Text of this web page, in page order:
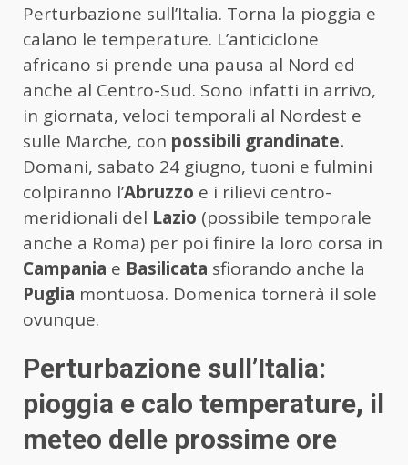
Perturbazione sull’Italia. Torna la pioggia e
calano le temperature. L’anticiclone
africano si prende una pausa al Nord ed
anche al Centro-Sud. Sono infatti in arrivo,
in giornata, veloci temporali al Nordest e
sulle Marche, con possibili grandinate.
Domani, sabato 24 giugno, tuoni e fulmini
colpiranno l’Abruzzo e i rilievi centro-
meridionali del Lazio (possibile temporale
anche a Roma) per poi finire la loro corsa in
Campania e Basilicata sfiorando anche la
Puglia montuosa. Domenica tornerà il sole
ovunque.
Perturbazione sull’Italia:
pioggia e calo temperature, il
meteo delle prossime ore